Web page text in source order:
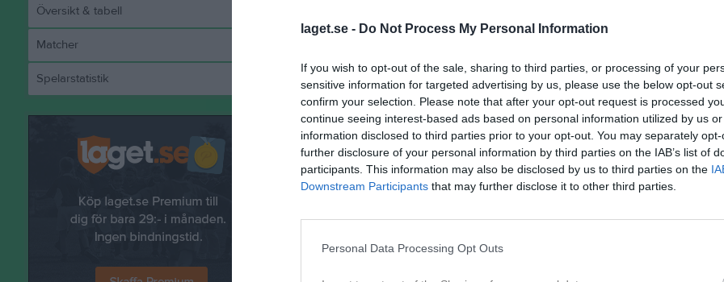
laget.se - Do Not Process My Personal Information
If you wish to opt-out of the sale, sharing to third parties, or processing of your
sensitive information for targeted advertising by us, please use the below opt-out
confirm your selection. Please note that after your opt-out request is processed
continue seeing interest-based ads based on personal information utilized by us
information disclosed to third parties prior to your opt-out. You may separately
further disclosure of your personal information by third parties on the IAB’s list of
participants. This information may also be disclosed by us to third parties on the
Downstream Participants that may further disclose it to other third parties.
Personal Data Processing Opt Outs
Översikt & tabell
Matcher
Spelarstatistik Rimbo HK Roslagen
12 - 25
Rimbo sporthall
21 mars 2026
14:15
Referat
Inget referat skrivet